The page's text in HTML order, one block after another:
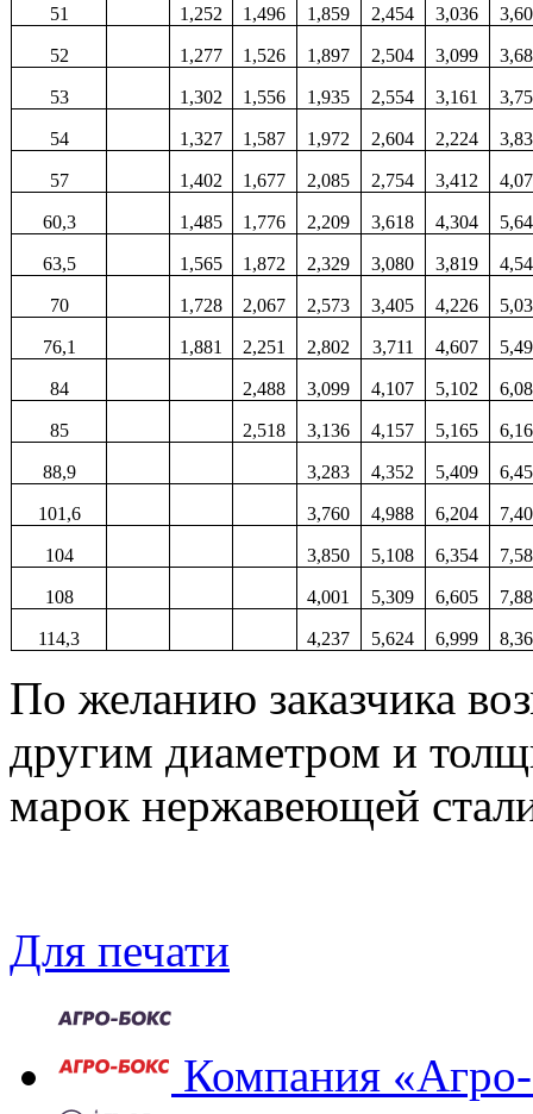
51 1,252 1,496 1,859 2,454 3,036
52 1,277 1,526 1,897 2,504 3,099
53 1,302 1,556 1,935 2,554 3,161
54 1,327 1,587 1,972 2,604 2,224
57 1,402 1,677 2,085 2,754 3,412
60,3 1,485 1,776 2,209 3,618 4,304
63,5 1,565 1,872 2,329 3,080 3,819
70 1,728 2,067 2,573 3,405 4,226
76,1 1,881 2,251 2,802 3,711 4,607
84 2,488 3,099 4,107 5,102
85 2,518 3,136 4,157 5,165
88,9 3,283 4,352 5,409
101,6 3,760 4,988 6,204
104 3,850 5,108 6,354
108 4,001 5,309 6,605
114,3 4,237 5,624 6,999
По желанию заказчика
другим диаметром и
марок нержавеющей
Для печати
Компания